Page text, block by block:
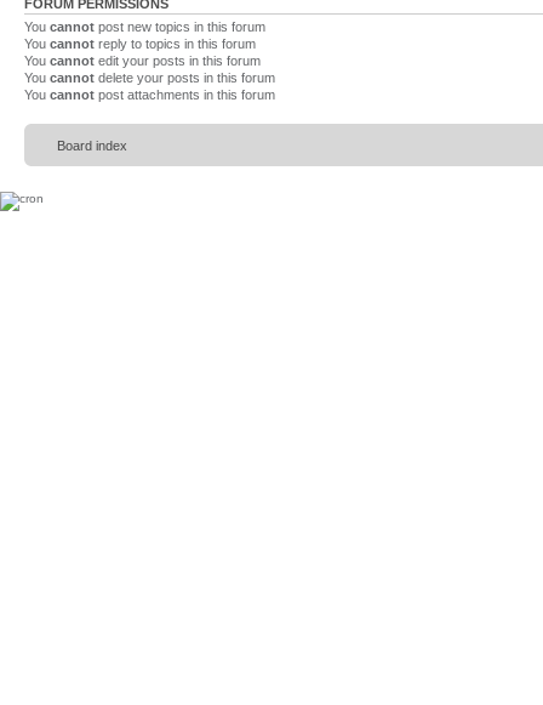
FORUM PERMISSIONS
You cannot post new topics in this forum
You cannot reply to topics in this forum
You cannot edit your posts in this forum
You cannot delete your posts in this forum
You cannot post attachments in this forum
Board index